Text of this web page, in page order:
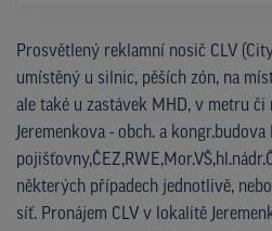
Prosvětlený reklamní nosič CLV
umístěný u silnic, pěších zón, na
ale také u zastávek MHD, v metru či
Jeremenkova - obch. a kongr.budova
některých případech jednotlivě,
síť. Pronájem CLV v lokalitě